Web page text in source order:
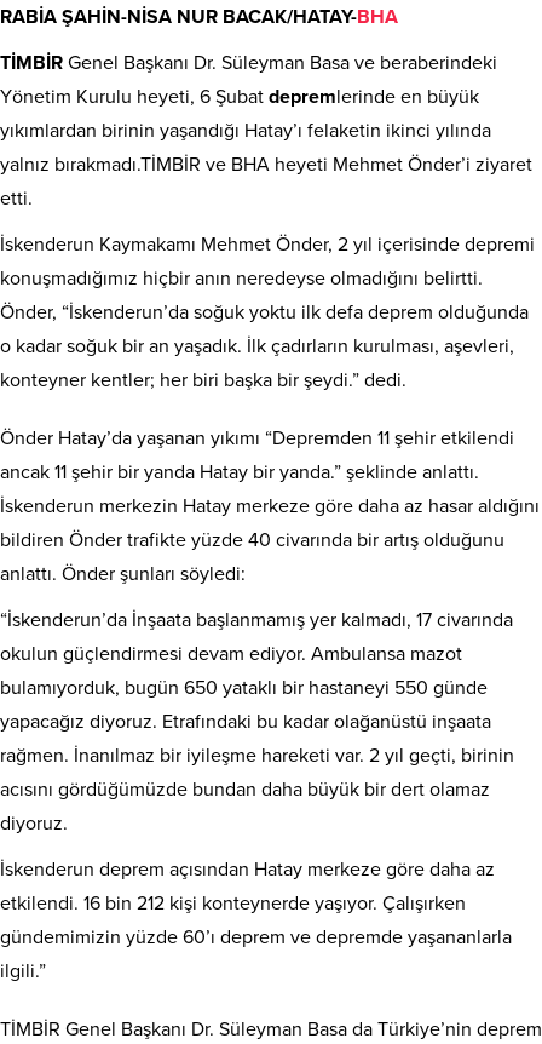
RABİA ŞAHİN-NİSA NUR BACAK/HATAY-BHA
TİMBİR Genel Başkanı Dr. Süleyman Basa ve beraberindeki
Yönetim Kurulu heyeti, 6 Şubat depremlerinde en büyük
yıkımlardan birinin yaşandığı Hatay’ı felaketin ikinci yılında
yalnız bırakmadı.TİMBİR ve BHA heyeti Mehmet Önder’i ziyaret
etti.
İskenderun Kaymakamı Mehmet Önder, 2 yıl içerisinde depremi
konuşmadığımız hiçbir anın neredeyse olmadığını belirtti.
Önder, “İskenderun’da soğuk yoktu ilk defa deprem olduğunda
o kadar soğuk bir an yaşadık. İlk çadırların kurulması, aşevleri,
konteyner kentler; her biri başka bir şeydi.” dedi.
Önder Hatay’da yaşanan yıkımı “Depremden 11 şehir etkilendi
ancak 11 şehir bir yanda Hatay bir yanda.” şeklinde anlattı.
İskenderun merkezin Hatay merkeze göre daha az hasar aldığını
bildiren Önder trafikte yüzde 40 civarında bir artış olduğunu
anlattı. Önder şunları söyledi:
“İskenderun’da İnşaata başlanmamış yer kalmadı, 17 civarında
okulun güçlendirmesi devam ediyor. Ambulansa mazot
bulamıyorduk, bugün 650 yataklı bir hastaneyi 550 günde
yapacağız diyoruz. Etrafındaki bu kadar olağanüstü inşaata
rağmen. İnanılmaz bir iyileşme hareketi var. 2 yıl geçti, birinin
acısını gördüğümüzde bundan daha büyük bir dert olamaz
diyoruz.
İskenderun deprem açısından Hatay merkeze göre daha az
etkilendi. 16 bin 212 kişi konteynerde yaşıyor. Çalışırken
gündemimizin yüzde 60’ı deprem ve depremde yaşananlarla
ilgili.”
TİMBİR Genel Başkanı Dr. Süleyman Basa da Türkiye’nin deprem